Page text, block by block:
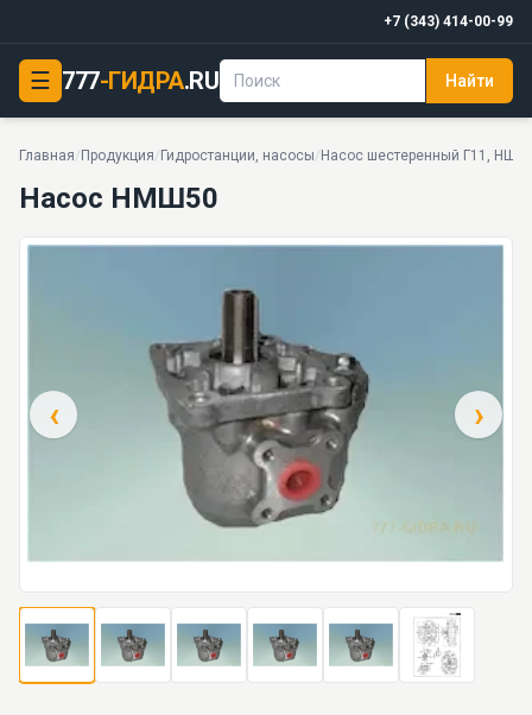
+7 (343) 414-00-99
☰ 777-ГИДРА.RU Найти
Главная/ Продукция/ Гидростанции, насосы/ Насос шестеренный Г11, НШ,
Насос НМШ50 PDF
Насос НМШ50
‹ ›